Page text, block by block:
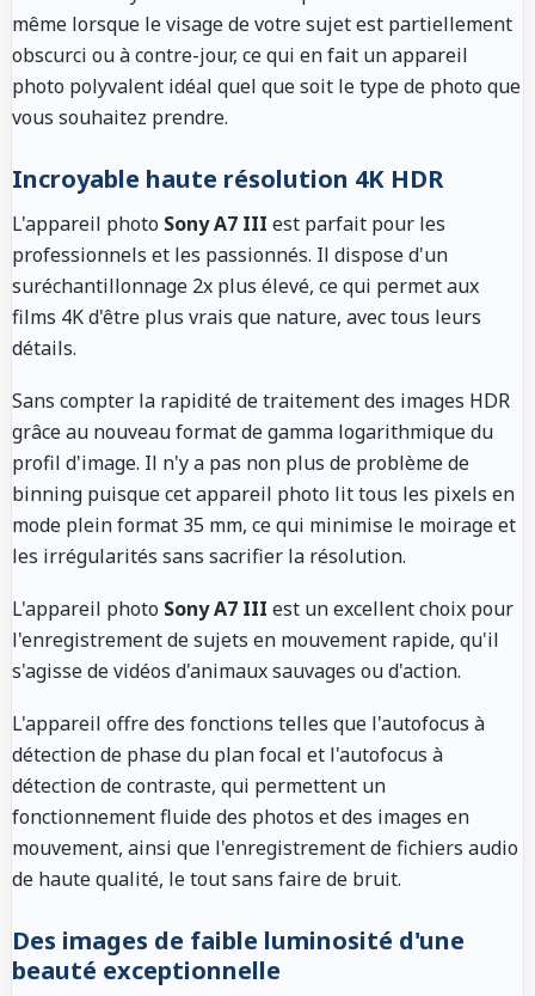
même lorsque le visage de votre sujet est partiellement
obscurci ou à contre-jour, ce qui en fait un appareil
photo polyvalent idéal quel que soit le type de photo que
vous souhaitez prendre.
Incroyable haute résolution 4K HDR
L'appareil photo Sony A7 III est parfait pour les
professionnels et les passionnés. Il dispose d'un
suréchantillonnage 2x plus élevé, ce qui permet aux
films 4K d'être plus vrais que nature, avec tous leurs
détails.
Sans compter la rapidité de traitement des images HDR
grâce au nouveau format de gamma logarithmique du
profil d'image. Il n'y a pas non plus de problème de
binning puisque cet appareil photo lit tous les pixels en
mode plein format 35 mm, ce qui minimise le moirage et
les irrégularités sans sacrifier la résolution.
L'appareil photo Sony A7 III est un excellent choix pour
l'enregistrement de sujets en mouvement rapide, qu'il
s'agisse de vidéos d'animaux sauvages ou d'action.
L'appareil offre des fonctions telles que l'autofocus à
détection de phase du plan focal et l'autofocus à
détection de contraste, qui permettent un
fonctionnement fluide des photos et des images en
mouvement, ainsi que l'enregistrement de fichiers audio
de haute qualité, le tout sans faire de bruit.
Des images de faible luminosité d'une
beauté exceptionnelle